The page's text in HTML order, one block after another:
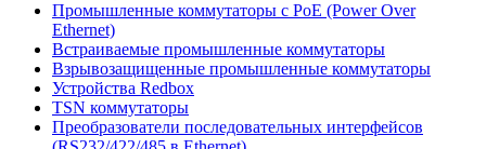
Промышленные коммутаторы с PoE (Power Over
Ethernet)
Встраиваемые промышленные коммутаторы
Взрывозащищенные промышленные коммутаторы
Устройства Redbox
TSN коммутаторы
Преобразователи последовательных интерфейсов